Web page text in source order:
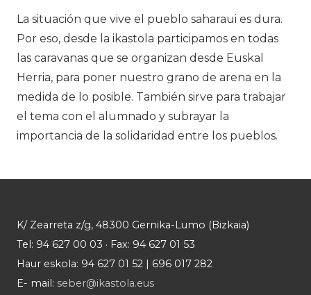
La situación que vive el pueblo saharaui es dura.
Por eso, desde la ikastola participamos en todas
las caravanas que se organizan desde Euskal
Herria, para poner nuestro grano de arena en la
medida de lo posible. También sirve para trabajar
el tema con el alumnado y subrayar la
importancia de la solidaridad entre los pueblos.
K/ Zearreta z/g, 48300 Gernika-Lumo (Bizkaia)
Tel: 94 627 00 03 · Fax: 94 627 01 53
Haur eskola: 94 627 01 52 | 696 017 282
E- mail: seber@ikastola.eus